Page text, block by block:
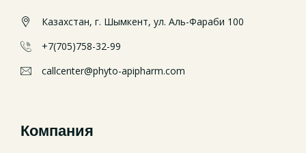
Казахстан, г. Шымкент, ул. Аль-Фараби 100
+7(705)758-32-99
callcenter@phyto-apipharm.com
Компания